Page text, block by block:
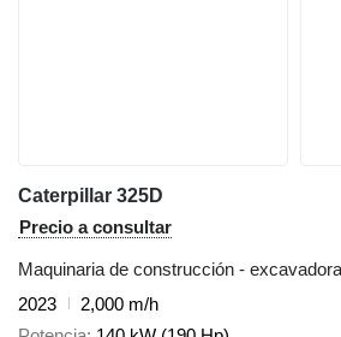
Caterpillar 325D
Precio a consultar
Maquinaria de construcción -
2023
2,000 m/h